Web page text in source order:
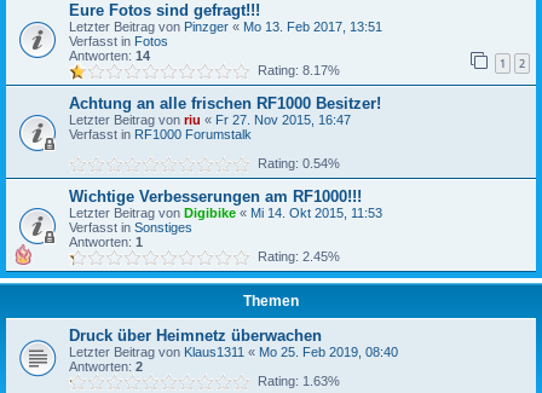
Eure Fotos sind gefragt!!!
Letzter Beitrag von Pinzger « Mo 13. Feb 2017, 13:51
Verfasst in Fotos
Antworten: 14 1 2
Rating: 8.17%
Achtung an alle frischen RF1000 Besitzer!
Letzter Beitrag von riu « Fr 27. Nov 2015, 16:47
Verfasst in RF1000 Forumstalk
Rating: 0.54%
Wichtige Verbesserungen am RF1000!!!
Letzter Beitrag von Digibike « Mi 14. Okt 2015, 11:53
Verfasst in Sonstiges
Antworten: 1
Rating: 2.45%
Themen
Druck über Heimnetz überwachen
Letzter Beitrag von Klaus1311 « Mo 25. Feb 2019, 08:40
Antworten: 2
Rating: 1.63%